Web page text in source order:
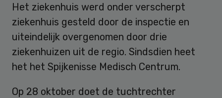
Het ziekenhuis werd onder verscherpt
ziekenhuis gesteld door de inspectie en
uiteindelijk overgenomen door drie
ziekenhuizen uit de regio. Sindsdien heet
het het Spijkenisse Medisch Centrum.
Op 28 oktober doet de tuchtrechter